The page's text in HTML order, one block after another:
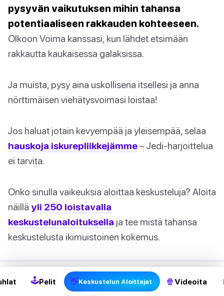
pysyvän vaikutuksen mihin tahansa
potentiaaliseen rakkauden kohteeseen.
Olkoon Voima kanssasi, kun lähdet etsimään
rakkautta kaukaisessa galaksissa.
Ja muista, pysy aina uskollisena itsellesi ja anna
nörttimäisen viehätysvoimasi loistaa!
Jos haluat jotain kevyempää ja yleisempää, selaa
hauskoja iskurepliikkejämme– Jedi-harjoittelua
ei tarvita.
Onko sinulla vaikeuksia aloittaa keskusteluja? Aloita
näillä yli 250 loistavalla
keskustelunaloituksella ja tee mistä tahansa
keskustelusta ikimuistoinen kokemus.
Oletko valmis hiomaan flirttailutaitojasi
entisestään?Nämä kirjat voivat auttaa sinua
🕹Pelit 👋Keskustelun Aloittajat 🍿 Videoita